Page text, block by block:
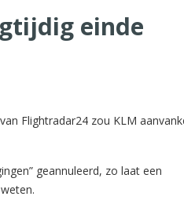
einde
Flightradar24 zou KLM
geannuleerd, zo laat een